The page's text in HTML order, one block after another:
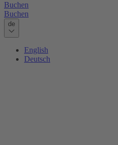
Buchen
Buchen
de
English
Deutsch